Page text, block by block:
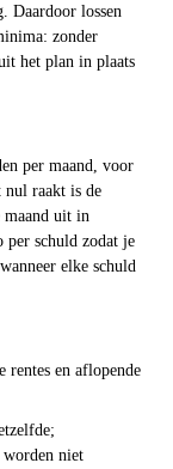
Daardoor lossen
zonder
het plan in plaats
per maand, voor
nul raakt is de
maand uit in
per schuld zodat je
elke schuld
rentes en aflopende
worden niet